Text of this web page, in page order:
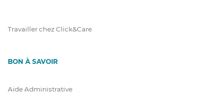
Travailler chez Click&Care
BON À SAVOIR
Aide Administrative